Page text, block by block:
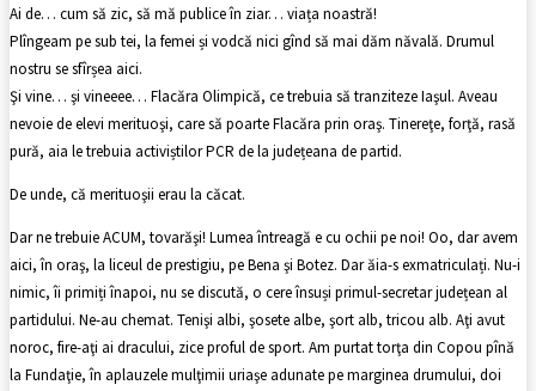
Ai de… cum să zic, să mă publice în ziar… viața noastră!
Plîngeam pe sub tei, la femei și vodcă nici gînd să mai dăm năvală. Drumul
nostru se sfîrșea aici.
Şi vine… şi vineeee… Flacăra Olimpică, ce trebuia să tranziteze Iaşul. Aveau
nevoie de elevi merituoşi, care să poarte Flacăra prin oraş. Tinereţe, forţă, rasă
pură, aia le trebuia activiștilor PCR de la județeana de partid.
De unde, că merituoşii erau la căcat.
Dar ne trebuie ACUM, tovarăşi! Lumea întreagă e cu ochii pe noi! Oo, dar avem
aici, în oraş, la liceul de prestigiu, pe Bena şi Botez. Dar ăia-s exmatriculați. Nu-i
nimic, îi primiți înapoi, nu se discută, o cere însuși primul-secretar județean al
partidului. Ne-au chemat. Tenişi albi, şosete albe, şort alb, tricou alb. Aţi avut
noroc, fire-aţi ai dracului, zice proful de sport. Am purtat torţa din Copou pînă
la Fundaţie, în aplauzele mulţimii uriaşe adunate pe marginea drumului, doi